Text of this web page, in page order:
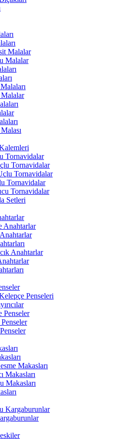
Malalar
Malalar
Tornavidalar
Tornavidalar
Tornavidalar
Tornavidalar
Tornavidalar
Setleri
Anahtarlar
Anahtarlar
Penseleri
Penseler
Makasları
Makasları
Makasları
Kargaburunlar